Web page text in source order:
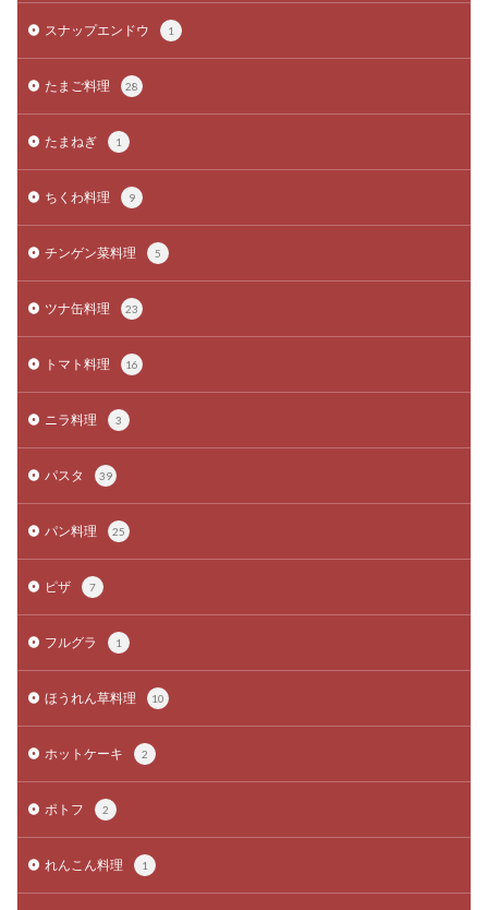
スナップエンドウ 1
たまご料理 28
たまねぎ 1
ちくわ料理 9
チンゲン菜料理 5
ツナ缶料理 23
トマト料理 16
ニラ料理 3
パスタ 39
パン料理 25
ピザ 7
フルグラ 1
ほうれん草料理 10
ホットケーキ 2
ポトフ 2
れんこん料理 1